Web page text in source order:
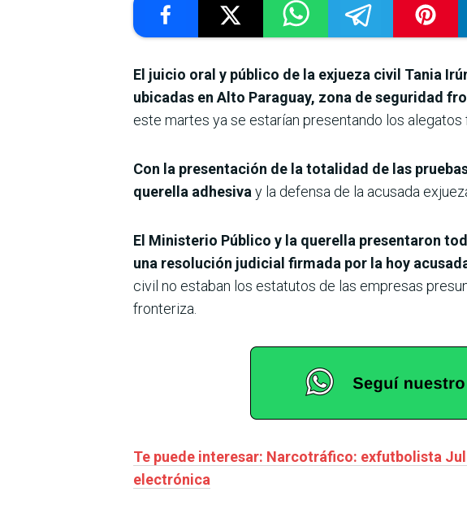
El juicio oral y público de la exjueza civil Tania
ubicadas en Alto Paraguay, zona de seguridad
este martes ya se estarían presentando los alegatos
Con la presentación de la totalidad de las
querella adhesiva y la defensa de la acusada
El Ministerio Público y la querella presentaron
una resolución judicial firmada por la hoy
civil no estaban los estatutos de las empresas
fronteriza.
Te puede interesar: Narcotráfico: exfutbolista
electrónica